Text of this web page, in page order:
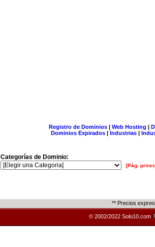
Registro de Dominios| Web Hosting |
Dominios Expirados | Industrias |
Categorías de Dominio:
[Pág.
** Precios
© 2002/2022 Solo10.com